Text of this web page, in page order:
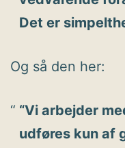
Det er
Og så den her:
“Vi arbejder
udføres kun af